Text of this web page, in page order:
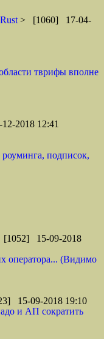
Rust > [1060] 17-04-
тврифы вполне
2018 12:41
подписок,
15-09-2018
оператора... (Видимо
15-09-2018 19:10
и АП сократить